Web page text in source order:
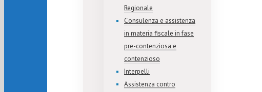
Regionale
Consulenza e assistenza
in materia fiscale in fase
pre-contenziosa e
contenzioso
Interpelli
Assistenza contro